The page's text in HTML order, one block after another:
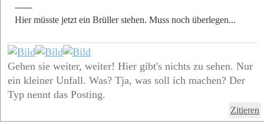
------
Hier müsste jetzt ein Brüller stehen. Muss noch überlegen...
Gehen sie weiter, weiter! Hier gibt's nichts zu sehen. Nur
ein kleiner Unfall. Was? Tja, was soll ich machen? Der
Typ nennt das Posting.
Zitieren